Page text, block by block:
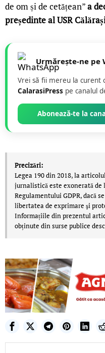
de om și de cetățean”a
președinte al USR
Urmărește-ne pe
Vrei să fii mereu la curent
CalarasiPress pe canalul
Abonează-te la
Precizări:
Legea 190 din 2018, la
jurnalistică este exonerată de
Regulamentului GDPR, dacă
libertatea de exprimare şi
Informațiile din prezentul
obținute din surse publice